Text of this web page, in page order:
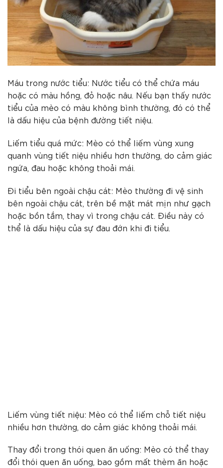
Máu trong nước tiểu: Nước tiểu có thể chứa máu
hoặc có màu hồng, đỏ hoặc nâu. Nếu bạn thấy nước
tiểu của mèo có màu không bình thường, đó có thể
là dấu hiệu của bệnh đường tiết niệu.
Liếm tiểu quá mức: Mèo có thể liếm vùng xung
quanh vùng tiết niệu nhiều hơn thường, do cảm giác
ngứa, đau hoặc không thoải mái.
Đi tiểu bên ngoài chậu cát: Mèo thường đi vệ sinh
bên ngoài chậu cát, trên bề mặt mát mịn như gạch
hoặc bồn tắm, thay vì trong chậu cát. Điều này có
thể là dấu hiệu của sự đau đớn khi đi tiểu.
Liếm vùng tiết niệu: Mèo có thể liếm chỗ tiết niệu
nhiều hơn thường, do cảm giác không thoải mái.
Thay đổi trong thói quen ăn uống: Mèo có thể thay
đổi thói quen ăn uống, bao gồm mất thèm ăn hoặc